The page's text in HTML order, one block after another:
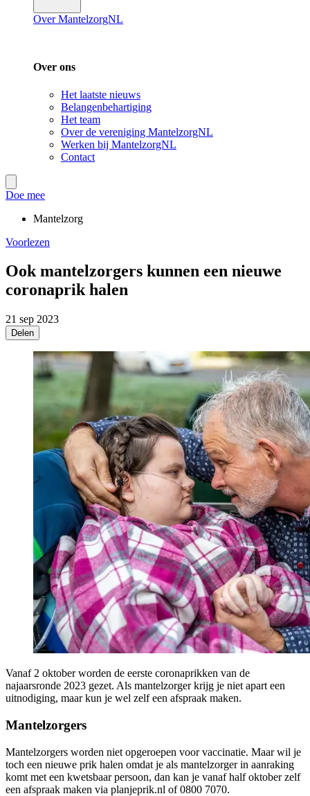
Over MantelzorgNL
Over ons
Het laatste nieuws
Belangenbehartiging
Het team
Over de vereniging MantelzorgNL
Werken bij MantelzorgNL
Contact
Doe mee
Mantelzorg
Voorlezen
Ook mantelzorgers kunnen een nieuwe
coronaprik halen
21 sep 2023
Delen
Vanaf 2 oktober worden de eerste coronaprikken van de
najaarsronde 2023 gezet. Als mantelzorger krijg je niet apart een
uitnodiging, maar kun je wel zelf een afspraak maken.
Mantelzorgers
Mantelzorgers worden niet opgeroepen voor vaccinatie. Maar wil je
toch een nieuwe prik halen omdat je als mantelzorger in aanraking
komt met een kwetsbaar persoon, dan kan je vanaf half oktober zelf
een afspraak maken via planjeprik.nl of 0800 7070.